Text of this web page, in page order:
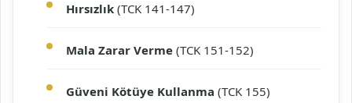
Hırsızlık (TCK 141-147)
Mala Zarar Verme (TCK 151-152)
Güveni Kötüye Kullanma (TCK 155)